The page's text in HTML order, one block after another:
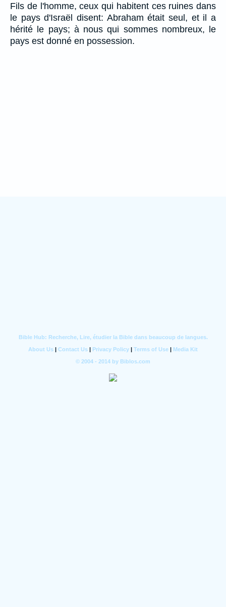
Fils de l'homme, ceux qui habitent ces ruines dans
le pays d'Israël disent: Abraham était seul, et il a
hérité le pays; à nous qui sommes nombreux, le
pays est donné en possession.